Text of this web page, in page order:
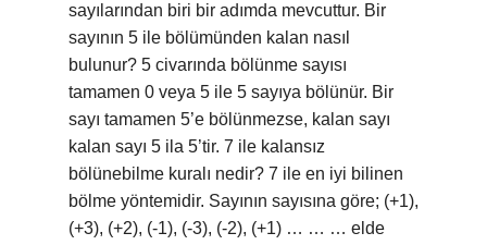
sayılarından biri bir adımda mevcuttur. Bir
sayının 5 ile bölümünden kalan nasıl
bulunur? 5 civarında bölünme sayısı
tamamen 0 veya 5 ile 5 sayıya bölünür. Bir
sayı tamamen 5’e bölünmezse, kalan sayı
kalan sayı 5 ila 5’tir. 7 ile kalansız
bölünebilme kuralı nedir? 7 ile en iyi bilinen
bölme yöntemidir. Sayının sayısına göre; (+1),
(+3), (+2), (-1), (-3), (-2), (+1) … … … elde